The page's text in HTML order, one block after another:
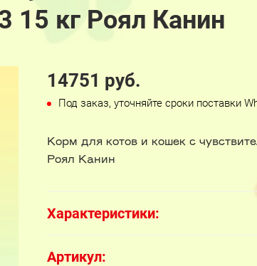
15 кг Роял Канин
14751 руб.
Под заказ, уточняйте сроки поставки
Корм для котов и кошек с
Роял Канин
Характеристики:
Артикул: